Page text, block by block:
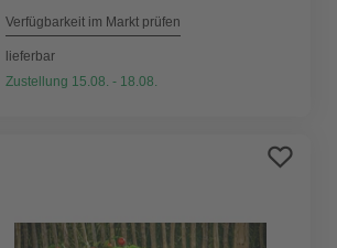
Verfügbarkeit im Markt prüfen
lieferbar
Zustellung 15.08. - 18.08.